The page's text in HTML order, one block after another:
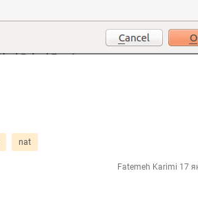
nat
Fatemeh Karimi 17